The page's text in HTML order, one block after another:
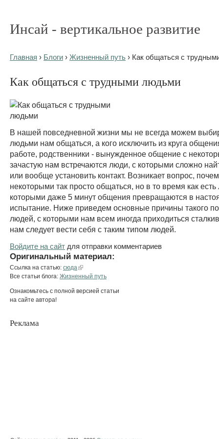
Инсай - вертикальное развитие
Главная › Блоги › Жизненный путь › Как общаться с
Как общаться с трудными людьми
В нашей повседневной жизни мы не всегда можем
людьми нам общаться, а кого исключить из круга
работе, родственники - вынужденное общение с
зачастую нам встречаются люди, с которыми сложно
или вообще установить контакт. Возникает вопрос,
некоторыми так просто общаться, но в то время как
которыми даже 5 минут общения превращаются в
испытание. Ниже приведем основные причины такого
людей, с которыми нам всем иногда приходиться
нам следует вести себя с таким типом людей.
Войдите на сайт для отправки комментариев
Оригинальный материал:
Ссылка на статью: сюда
Все статьи блога: Жизненный путь
Ознакомьтесь с полной версией статьи
на сайте автора!
Реклама